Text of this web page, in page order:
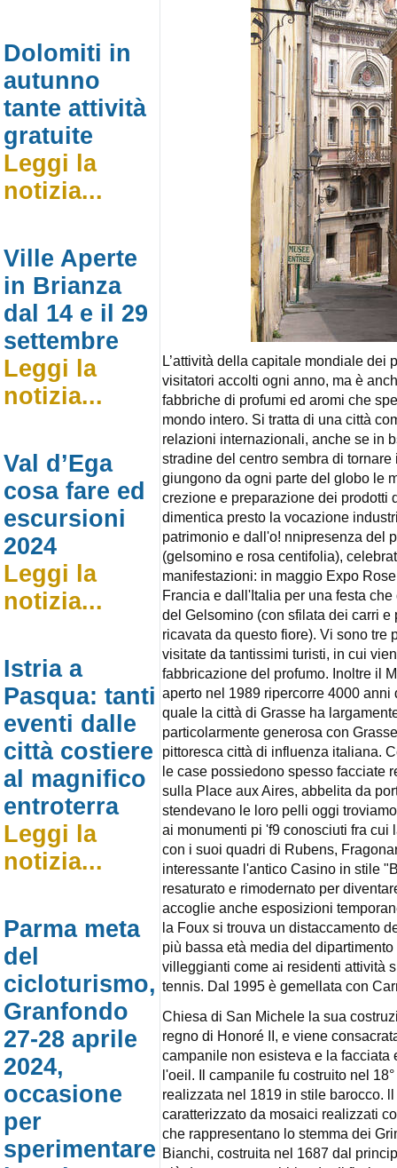
Dolomiti in
autunno
tante attività
gratuite
Leggi la
notizia...
Ville Aperte
in Brianza
dal 14 e il 29
settembre
Leggi la
notizia...
Val d’Ega
cosa fare ed
escursioni
2024
Leggi la
notizia...
Istria a
Pasqua: tanti
eventi dalle
città costiere
al magnifico
entroterra
Leggi la
notizia...
Parma meta
del
cicloturismo,
Granfondo
27-28 aprile
2024,
occasione
per
sperimentare
L’attività della capitale mondiale dei
visitatori accolti ogni anno, ma è
fabbriche di profumi ed aromi che
mondo intero. Si tratta di una città
relazioni internazionali, anche se in
stradine del centro sembra di
giungono da ogni parte del globo le
crezione e preparazione dei prodotti
dimentica presto la vocazione
patrimonio e dall'o! nnipresenza del
(gelsomino e rosa centifolia),
manifestazioni: in maggio Expo
Francia e dall'Italia per una festa
del Gelsomino (con sfilata dei carri
ricavata da questo fiore). Vi sono tre
visitate da tantissimi turisti, in cui
fabbricazione del profumo. Inoltre il
aperto nel 1989 ripercorre 4000
quale la città di Grasse ha
particolarmente generosa con
pittoresca città di influenza italiana.
le case possiedono spesso facciate
sulla Place aux Aires, abbelita da
stendevano le loro pelli oggi
ai monumenti pi 'f9 conosciuti fra cui
con i suoi quadri di Rubens,
interessante l'antico Casino in stile
resaturato e rimodernato per
accoglie anche esposizioni
la Foux si trouva un distaccamento
più bassa età media del
villeggianti come ai residenti attività
tennis. Dal 1995 è gemellata con
Chiesa di San Michele la sua
regno di Honoré II, e viene
campanile non esisteva e la facciata
l'oeil. Il campanile fu costruito nel
realizzata nel 1819 in stile barocco.
caratterizzato da mosaici realizzati
che rappresentano lo stemma dei
Bianchi, costruita nel 1687 dal